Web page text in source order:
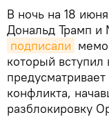
В ночь на 18
Дональд Трамп и
подписали
который
конфликта,
разблокировку